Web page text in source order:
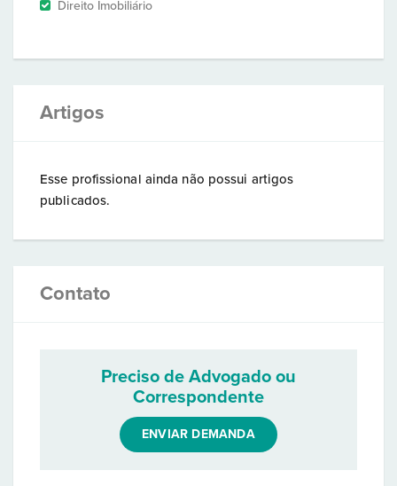
Direito Imobiliário
Artigos
Esse profissional ainda não possui artigos
publicados.
Contato
Preciso de Advogado ou
Correspondente
ENVIAR DEMANDA